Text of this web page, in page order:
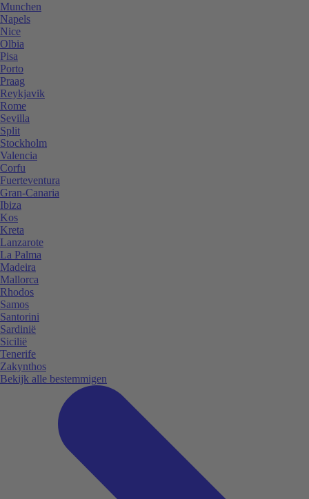
Munchen
Napels
Nice
Olbia
Pisa
Porto
Praag
Reykjavik
Rome
Sevilla
Split
Stockholm
Valencia
Corfu
Fuerteventura
Gran-Canaria
Ibiza
Kos
Kreta
Lanzarote
La Palma
Madeira
Mallorca
Rhodos
Samos
Santorini
Sardinië
Sicilië
Tenerife
Zakynthos
Bekijk alle bestemmigen